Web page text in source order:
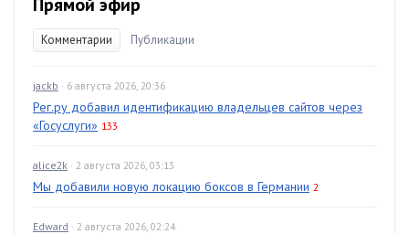
Комментарии Публикации
jackb · 6 августа 2026, 20:36
Рег.ру добавил идентификацию владельцев сайтов через
«Госуслуги» 133
alice2k · 2 августа 2026, 03:13
Мы добавили новую локацию боксов в Германии 2
Edward · 2 августа 2026, 02:24